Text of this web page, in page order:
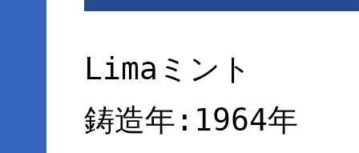
Limaミント
鋳造年:1964年